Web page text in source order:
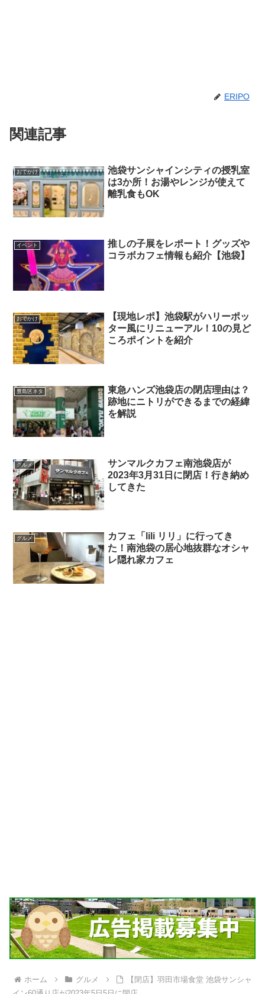
ERIPO
関連記事
おでかけ
池袋サンシャインシティの授乳室
は3か所！お湯やレンジが使えて
離乳食もOK
イベント
推しの子展をレポート！グッズや
コラボカフェ情報も紹介【池袋】
おでかけ
【現地レポ】池袋駅がハリーポッ
ター風にリニューアル！10の見ど
ころポイントを紹介
豊島区ネタ
東急ハンズ池袋店の閉店理由は？
跡地にニトリができるまでの経緯
を解説
グルメ
サンマルクカフェ南池袋店が
2023年3月31日に閉店！行き納め
してきた
グルメ
カフェ「lili リリ」に行ってき
た！南池袋の居心地抜群なオシャ
レ隠れ家カフェ
ホーム グルメ
【閉店】羽田市場食堂 池袋サンシャ